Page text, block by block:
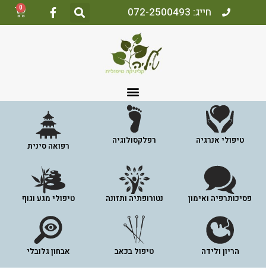
חייג: 072-2500493 0
טיפולי אנרגיה רפלקסולוגיה
רפואה סינית
פסיכותרפיה ואימון נטורופתיה ותזונה טיפולי מגע וגוף
הריון ולידה טיפול בכאב אבחון גלובלי